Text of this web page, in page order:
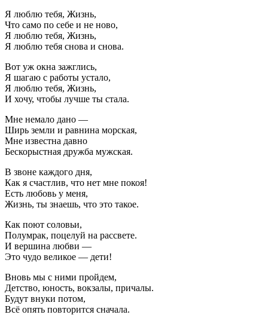
Я люблю тебя, Жизнь,
Что само по себе и не ново,
Я люблю тебя, Жизнь,
Я люблю тебя снова и снова.
Вот уж окна зажглись,
Я шагаю с работы устало,
Я люблю тебя, Жизнь,
И хочу, чтобы лучше ты стала.
Мне немало дано —
Ширь земли и равнина морская,
Мне известна давно
Бескорыстная дружба мужская.
В звоне каждого дня,
Как я счастлив, что нет мне покоя!
Есть любовь у меня,
Жизнь, ты знаешь, что это такое.
Как поют соловьи,
Полумрак, поцелуй на рассвете.
И вершина любви —
Это чудо великое — дети!
Вновь мы с ними пройдем,
Детство, юность, вокзалы, причалы.
Будут внуки потом,
Всё опять повторится сначала.